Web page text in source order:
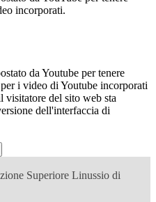
incorporati.
da Youtube per tenere
i video di Youtube incorporati
visitatore del sito web sta
dell'interfaccia di
Superiore Linussio di